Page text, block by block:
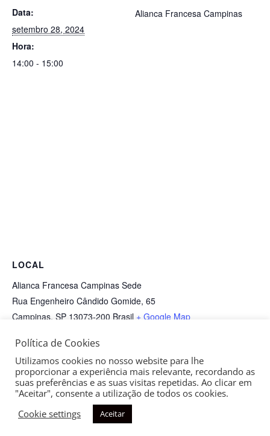
Data:
setembro 28, 2024
Hora:
14:00 - 15:00
Alianca Francesa Campinas
LOCAL
Alianca Francesa Campinas Sede
Rua Engenheiro Cândido Gomide, 65
Campinas, SP 13073-200 Brasil + Google Map
SUPER Portas Abertas
Copyright © 2026 Aliança Francesa de Campinas
Política de Cookies
Utilizamos cookies no nosso website para lhe
proporcionar a experiência mais relevante, recordando as
suas preferências e as suas visitas repetidas. Ao clicar em
"Aceitar", consente a utilização de todos os cookies.
Cookie settings
Aceitar